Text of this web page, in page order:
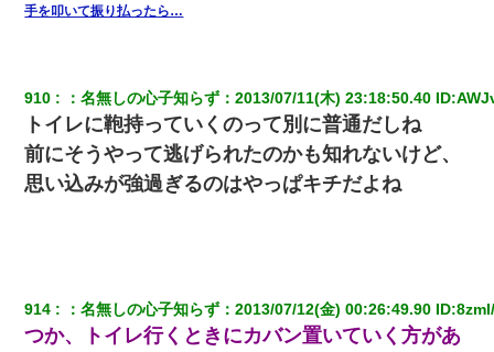
最近うちの庭に知らない男の人がしょっちゅう入ってくる。それ
見合いにて。嫁「はじめまして」俺「失礼ですが○○さんご本人で
すか？」
彼女(美人女医)にネックレスをプレゼント。「こんな安物を渡すく
らいなら、渡さないほうがマシだからね」→ ６０万したと話した
ら・・・
【衝撃】ヤンキー女に「サせて」って言った結果
手を叩いて振り払ったら…
910 ：名無しの心子知らず ：2013/07/11(木) 23:18:50.40 ID:
トイレに鞄持っていくのって別に普通だしね
前にそうやって逃げられたのかも知れないけど、
思い込みが強過ぎるのはやっぱキチだよね
914 ：名無しの心子知らず ：2013/07/12(金) 00:26:49.90 ID:
つか、トイレ行くときにカバン置いていく方があ